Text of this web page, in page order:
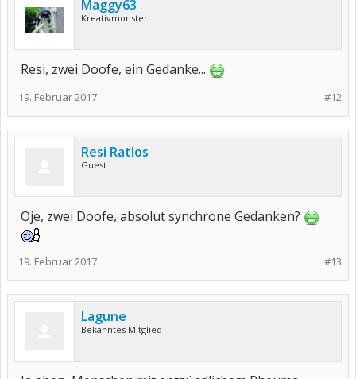
Maggy63
Kreativmonster
Resi, zwei Doofe, ein Gedanke...
#12
19. Februar 2017
Resi Ratlos
Guest
Oje, zwei Doofe, absolut synchrone Gedanken?
#13
19. Februar 2017
Lagune
Bekanntes Mitglied